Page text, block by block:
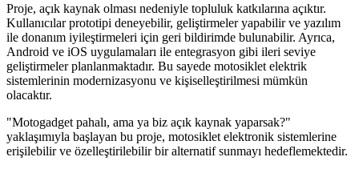
Proje, açık kaynak olması nedeniyle topluluk katkılarına açıktır.
Kullanıcılar prototipi deneyebilir, geliştirmeler yapabilir ve yazılım
ile donanım iyileştirmeleri için geri bildirimde bulunabilir. Ayrıca,
Android ve iOS uygulamaları ile entegrasyon gibi ileri seviye
geliştirmeler planlanmaktadır. Bu sayede motosiklet elektrik
sistemlerinin modernizasyonu ve kişiselleştirilmesi mümkün
olacaktır.
"Motogadget pahalı, ama ya biz açık kaynak yaparsak?"
yaklaşımıyla başlayan bu proje, motosiklet elektronik sistemlerine
erişilebilir ve özelleştirilebilir bir alternatif sunmayı hedeflemektedir.